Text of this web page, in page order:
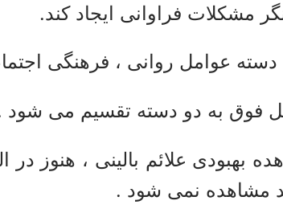
مشکلات فراوانی ایجاد کند.
عوامل روانی ، فرهنگی
فوق به دو دسته تقسیم می شود
بهبودی علائم بالینی ، هنوز در
مشاهده نمی شود .